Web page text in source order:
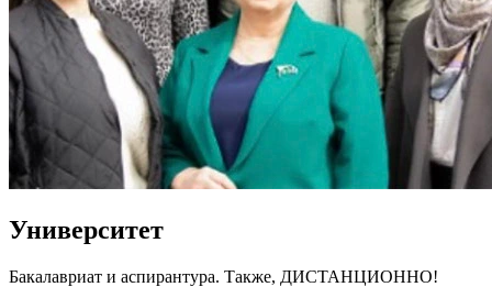
Университет
Бакалавриат и аспирантура. Также, ДИСТАНЦИОННО!